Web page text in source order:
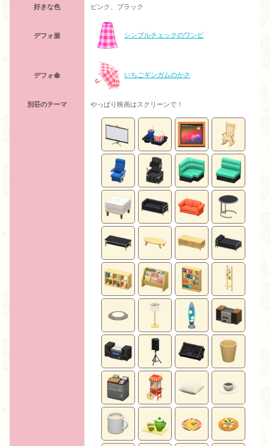
好きな色 ピンク、ブラック
デフォ服 シンプルチェックのワンピ
デフォ傘 いちごギンガムのかさ
別荘のテーマ やっぱり映画はスクリーンで！